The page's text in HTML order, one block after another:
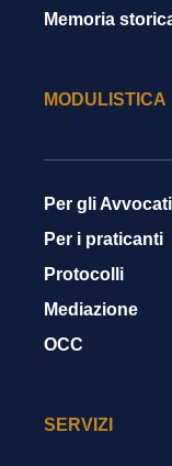
Memoria
MODULISTICA
Per gli Avvocati
Per i praticanti
Protocolli
Mediazione
OCC
SERVIZI